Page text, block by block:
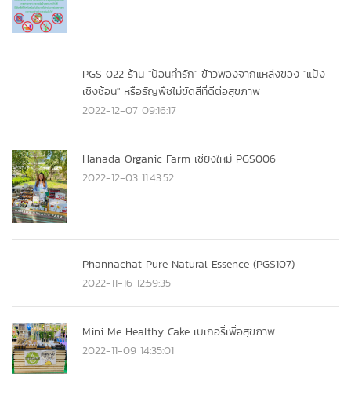
PGS 022 ร้าน "ป้อนคำรัก" ข้าวพองจากแหล่งของ "แป้ง
เชิงซ้อน" หรือธัญพืชไม่ขัดสีที่ดีต่อสุขภาพ
2022-12-07 09:16:17
Hanada Organic Farm เชียงใหม่ PGS006
2022-12-03 11:43:52
Phannachat Pure Natural Essence (PGS107)
2022-11-16 12:59:35
Mini Me Healthy Cake เบเกอรี่เพื่อสุขภาพ
2022-11-09 14:35:01